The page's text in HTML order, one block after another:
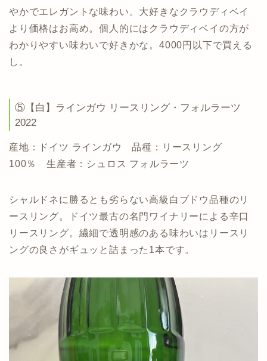
やかでエレガントな味わい。大好きなクラウディベイ
より価格はお高め。個人的にはクラウディベイの方が
わかりやすい味わいで好きかな。4000円以下で買える
し。
⑤【白】ラインガウ リースリング・フォルラーツ
2022
産地：ドイツ ラインガウ 品種：リースリング
100％ 生産者：シュロス フォルラーツ
シャルドネに勝るとも劣らない高級白ブドウ品種のリ
ースリング。ドイツ最古の名門ワイナリーによる辛口
リースリング。繊細で透明感のある味わいはリースリ
ングの良さがギュッと詰まった1本です。